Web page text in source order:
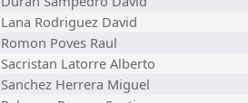
Lana Rodriguez David
Romon Poves Raul
Sacristan Latorre Alberto
Sanchez Herrera Miguel